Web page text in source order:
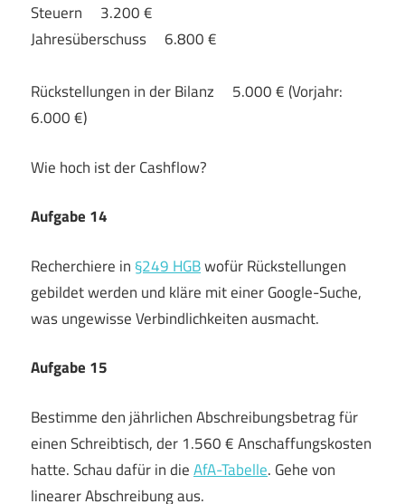
Steuern 3.200 €
Jahresüberschuss 6.800 €
Rückstellungen in der Bilanz 5.000 € (Vorjahr:
6.000 €)
Wie hoch ist der Cashflow?
Aufgabe 14
Recherchiere in §249 HGBwofür Rückstellungen
gebildet werden und kläre mit einer Google-Suche,
was ungewisse Verbindlichkeiten ausmacht.
Aufgabe 15
Bestimme den jährlichen Abschreibungsbetrag für
einen Schreibtisch, der 1.560 € Anschaffungskosten
hatte. Schau dafür in dieAfA-Tabelle. Gehe von
linearer Abschreibung aus.